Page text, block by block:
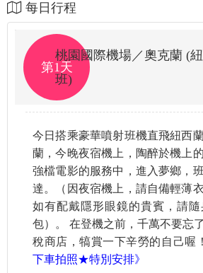
每日行程
第1天
桃園國際機場／奧克蘭 (
班)
今日搭乘豪華噴射班機直飛紐西
蘭，今晚夜宿機上，陶醉於機上
強檔電影的服務中，進入夢鄉，
達。（因夜宿機上，請自備輕薄
如有配戴隱形眼鏡的貴賓，請
包）。 在登機之前，千萬不要忘
稅商店，犒賞一下辛勞的自己喔！
下車拍照★特別安排》